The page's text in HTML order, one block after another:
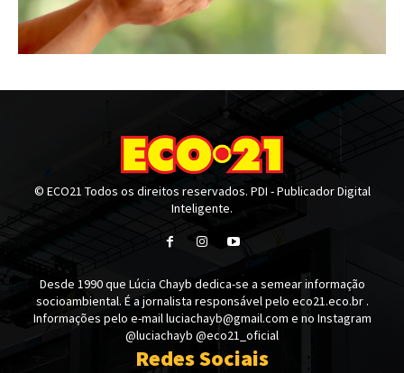
© ECO21 Todos os direitos reservados. PDI - Publicador Digital
Inteligente.
Desde 1990 que Lúcia Chayb dedica-se a semear informação
socioambiental. É a jornalista responsável pelo eco21.eco.br .
Informações pelo e-mail luciachayb@gmail.com e no Instagram
@luciachayb @eco21_oficial
Redes Sociais